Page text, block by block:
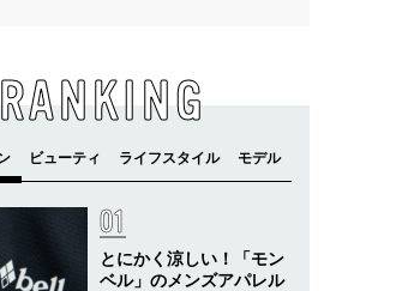
RANKING
とにかく涼しい！「モン
ベル」のメンズアパレル